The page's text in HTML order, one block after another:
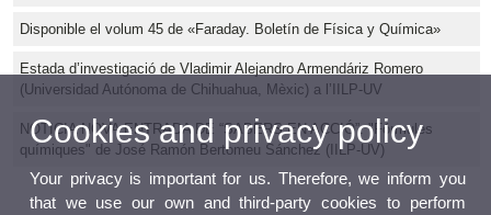
Disponible el volum 45 de «Faraday. Boletín de Física y Química»
Estada d’investigació de Vladimir Alejandro Armendáriz Romero
(Universidad Autónoma de Chihuahua, Mèxic) a l’IILP-UV
NOTICIA NOVA ENTRADA DE “SABERS EN ACCIÓ”: "Fórmules
químiques" de José Ramón Bertomeu Sánchez (IILP-UV)
Cookies and privacy policy
Your privacy is important for us. Therefore, we inform you
that we use our own and third-party cookies to perform